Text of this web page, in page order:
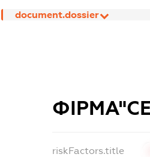
document.dossier
riskFactors.title